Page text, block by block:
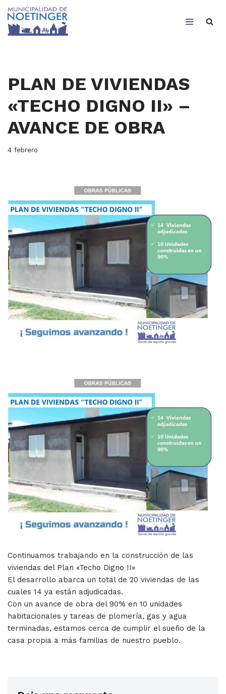
Saltar
PLAN DE VIVIENDAS
«TECHO DIGNO II» –
AVANCE DE OBRA
4 febrero
Continuamos trabajando en la construcción de las
viviendas del Plan «Techo Digno II»
El desarrollo abarca un total de 20 viviendas de las
cuales 14 ya están adjudicadas.
Con un avance de obra del 90% en 10 unidades
habitacionales y tareas de plomería, gas y agua
terminadas, estamos cerca de cumplir el sueño de la
casa propia a más familias de nuestro pueblo.